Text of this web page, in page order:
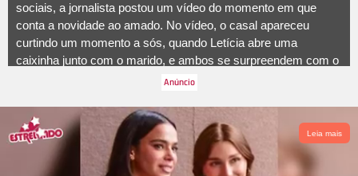
sociais, a jornalista postou um vídeo do momento em que
conta a novidade ao amado. No vídeo, o casal apareceu
curtindo um momento a sós, quando Letícia abre uma
caixinha junto com o marido, e ambos se surpreendem com o
Como nós sempre dizemos: A vida quer viver!
muito amor!
Leia mais